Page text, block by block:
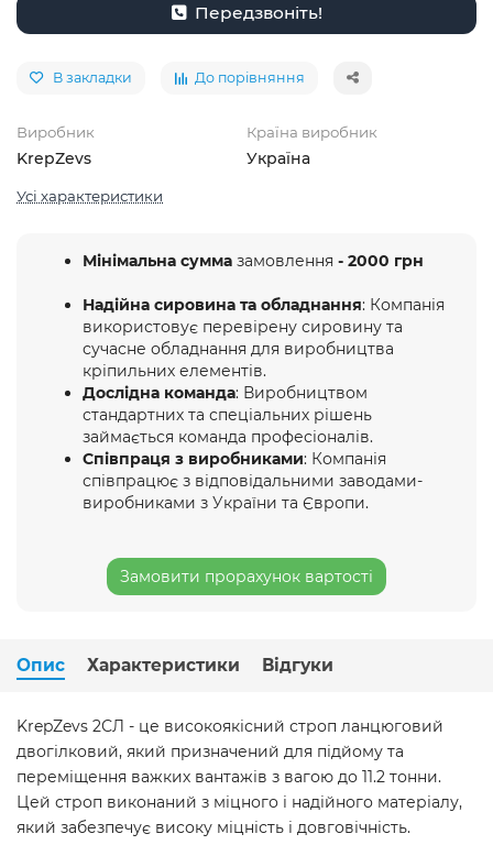
Передзвоніть!
В закладки До порівняння
Виробник
KrepZevs
Країна виробник
Україна
Усі характеристики
Мінімальна сумма замовлення - 2000 грн
Надійна сировина та обладнання: Компанія
використовує перевірену сировину та
сучасне обладнання для виробництва
кріпильних елементів.
Дослідна команда: Виробництвом
стандартних та спеціальних рішень
займається команда професіоналів.
Співпраця з виробниками: Компанія
співпрацює з відповідальними заводами-
виробниками з України та Європи.
Замовити прорахунок вартості
Опис Характеристики Відгуки
KrepZevs 2СЛ - це високоякісний строп ланцюговий
двогілковий, який призначений для підйому та
переміщення важких вантажів з вагою до 11.2 тонни.
Цей строп виконаний з міцного і надійного матеріалу,
який забезпечує високу міцність і довговічність.